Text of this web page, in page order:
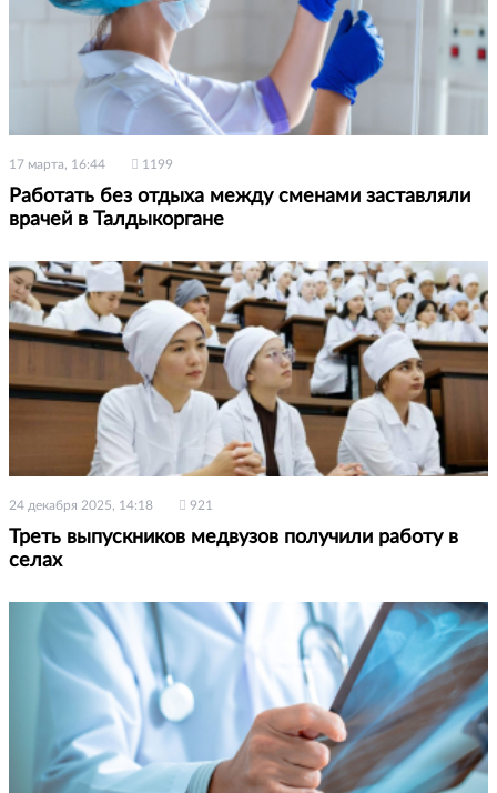
17 марта, 16:44 1199
Работать без отдыха между сменами заставляли
врачей в Талдыкоргане
24 декабря 2025, 14:18 921
Треть выпускников медвузов получили работу в
селах